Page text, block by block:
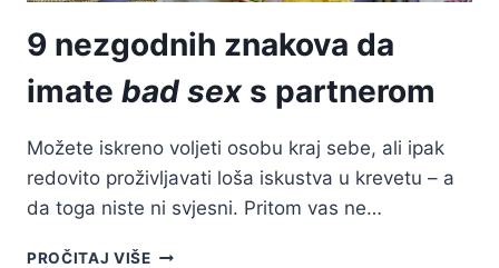
9 nezgodnih znakova da
imate bad sexs partnerom
Možete iskreno voljeti osobu kraj sebe, ali ipak
redovito proživljavati loša iskustva u krevetu – a
da toga niste ni svjesni. Pritom vas ne…
PROČITAJ VIŠE9